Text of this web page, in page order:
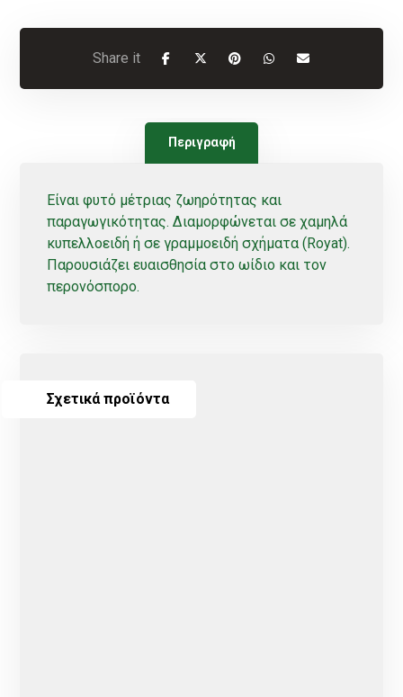
Περιγραφή
Είναι φυτό μέτριας ζωηρότητας και
παραγωγικότητας. Διαμορφώνεται σε χαμηλά
κυπελλοειδή ή σε γραμμοειδή σχήματα (Royat).
Παρουσιάζει ευαισθησία στο ωίδιο και τον
περονόσπορο.
Σχετικά προϊόντα